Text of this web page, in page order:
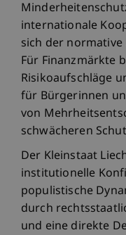
internationale
sich der
Für Finanzmärkte
Risikoaufschläge
für Bürgerinnen
von
schwächeren
Der Kleinstaat
institutionelle
populistische
durch
und eine direkte